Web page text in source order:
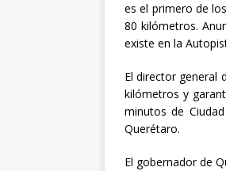
es el primero de
80 kilómetros.
existe en la
El director general
kilómetros y
minutos de
Querétaro.
El gobernador de